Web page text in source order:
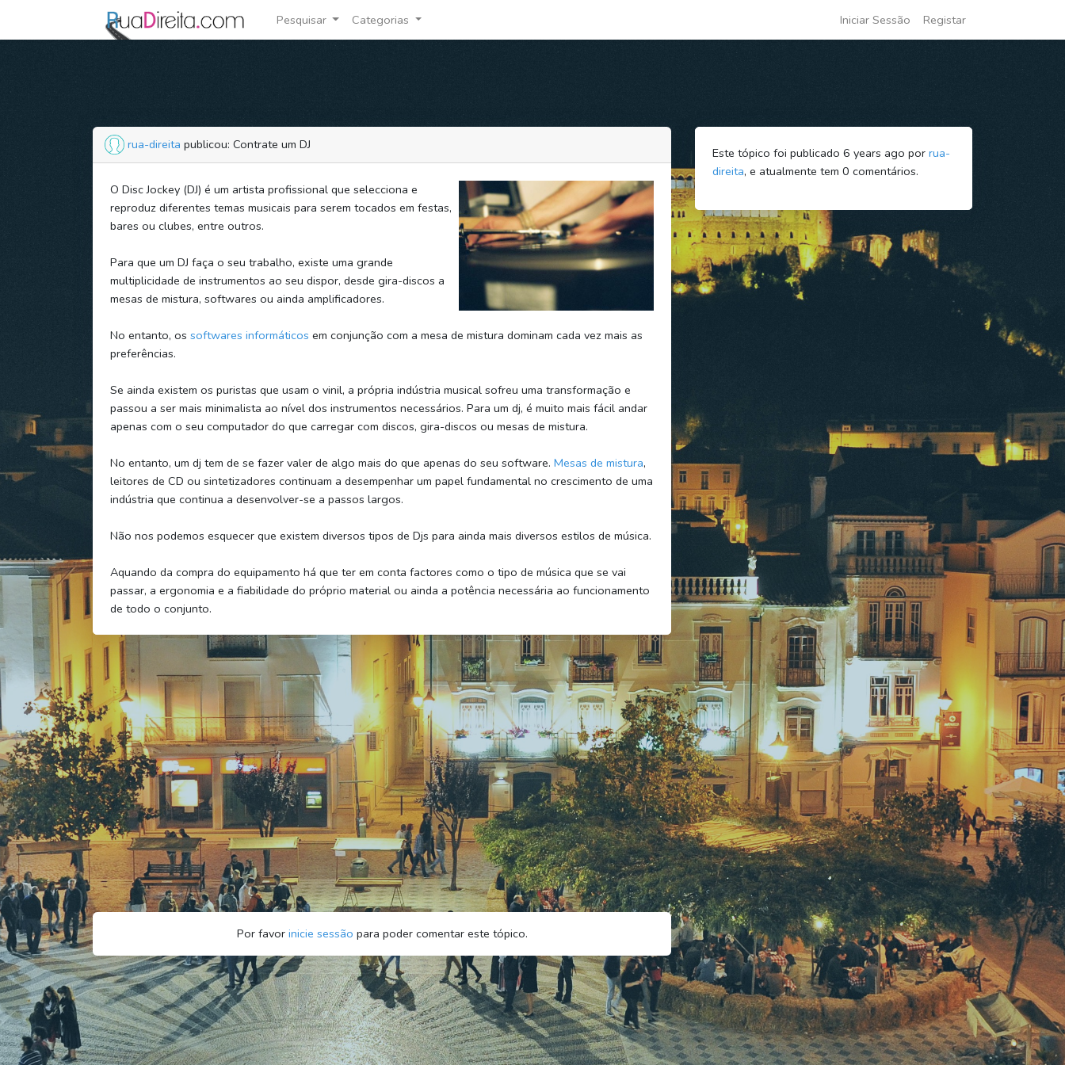
Pesquisar Categorias Iniciar Sessão Registar
rua-direita publicou: Contrate um DJ
O Disc Jockey (DJ) é um artista profissional que selecciona e
reproduz diferentes temas musicais para serem tocados em festas,
bares ou clubes, entre outros.
Para que um DJ faça o seu trabalho, existe uma grande
multiplicidade de instrumentos ao seu dispor, desde gira-discos a
mesas de mistura, softwares ou ainda amplificadores.
No entanto, os softwares informáticos em conjunção com a mesa de mistura dominam cada vez mais as
preferências.
Se ainda existem os puristas que usam o vinil, a própria indústria musical sofreu uma transformação e
passou a ser mais minimalista ao nível dos instrumentos necessários. Para um dj, é muito mais fácil andar
apenas com o seu computador do que carregar com discos, gira-discos ou mesas de mistura.
No entanto, um dj tem de se fazer valer de algo mais do que apenas do seu software. Mesas de mistura,
leitores de CD ou sintetizadores continuam a desempenhar um papel fundamental no crescimento de uma
indústria que continua a desenvolver-se a passos largos.
Não nos podemos esquecer que existem diversos tipos de Djs para ainda mais diversos estilos de música.
Aquando da compra do equipamento há que ter em conta factores como o tipo de música que se vai
passar, a ergonomia e a fiabilidade do próprio material ou ainda a potência necessária ao funcionamento
de todo o conjunto.
Por favor inicie sessão para poder comentar este tópico.
Este tópico foi publicado 6 years ago por rua-
direita, e atualmente tem 0 comentários.